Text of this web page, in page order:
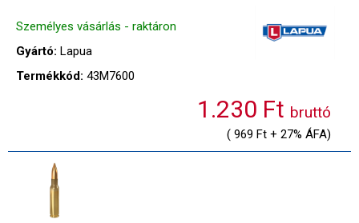
Személyes vásárlás - raktáron
Gyártó: Lapua
Termékkód: 43M7600
1.230 Ft bruttó
( 969 Ft + 27% ÁFA)